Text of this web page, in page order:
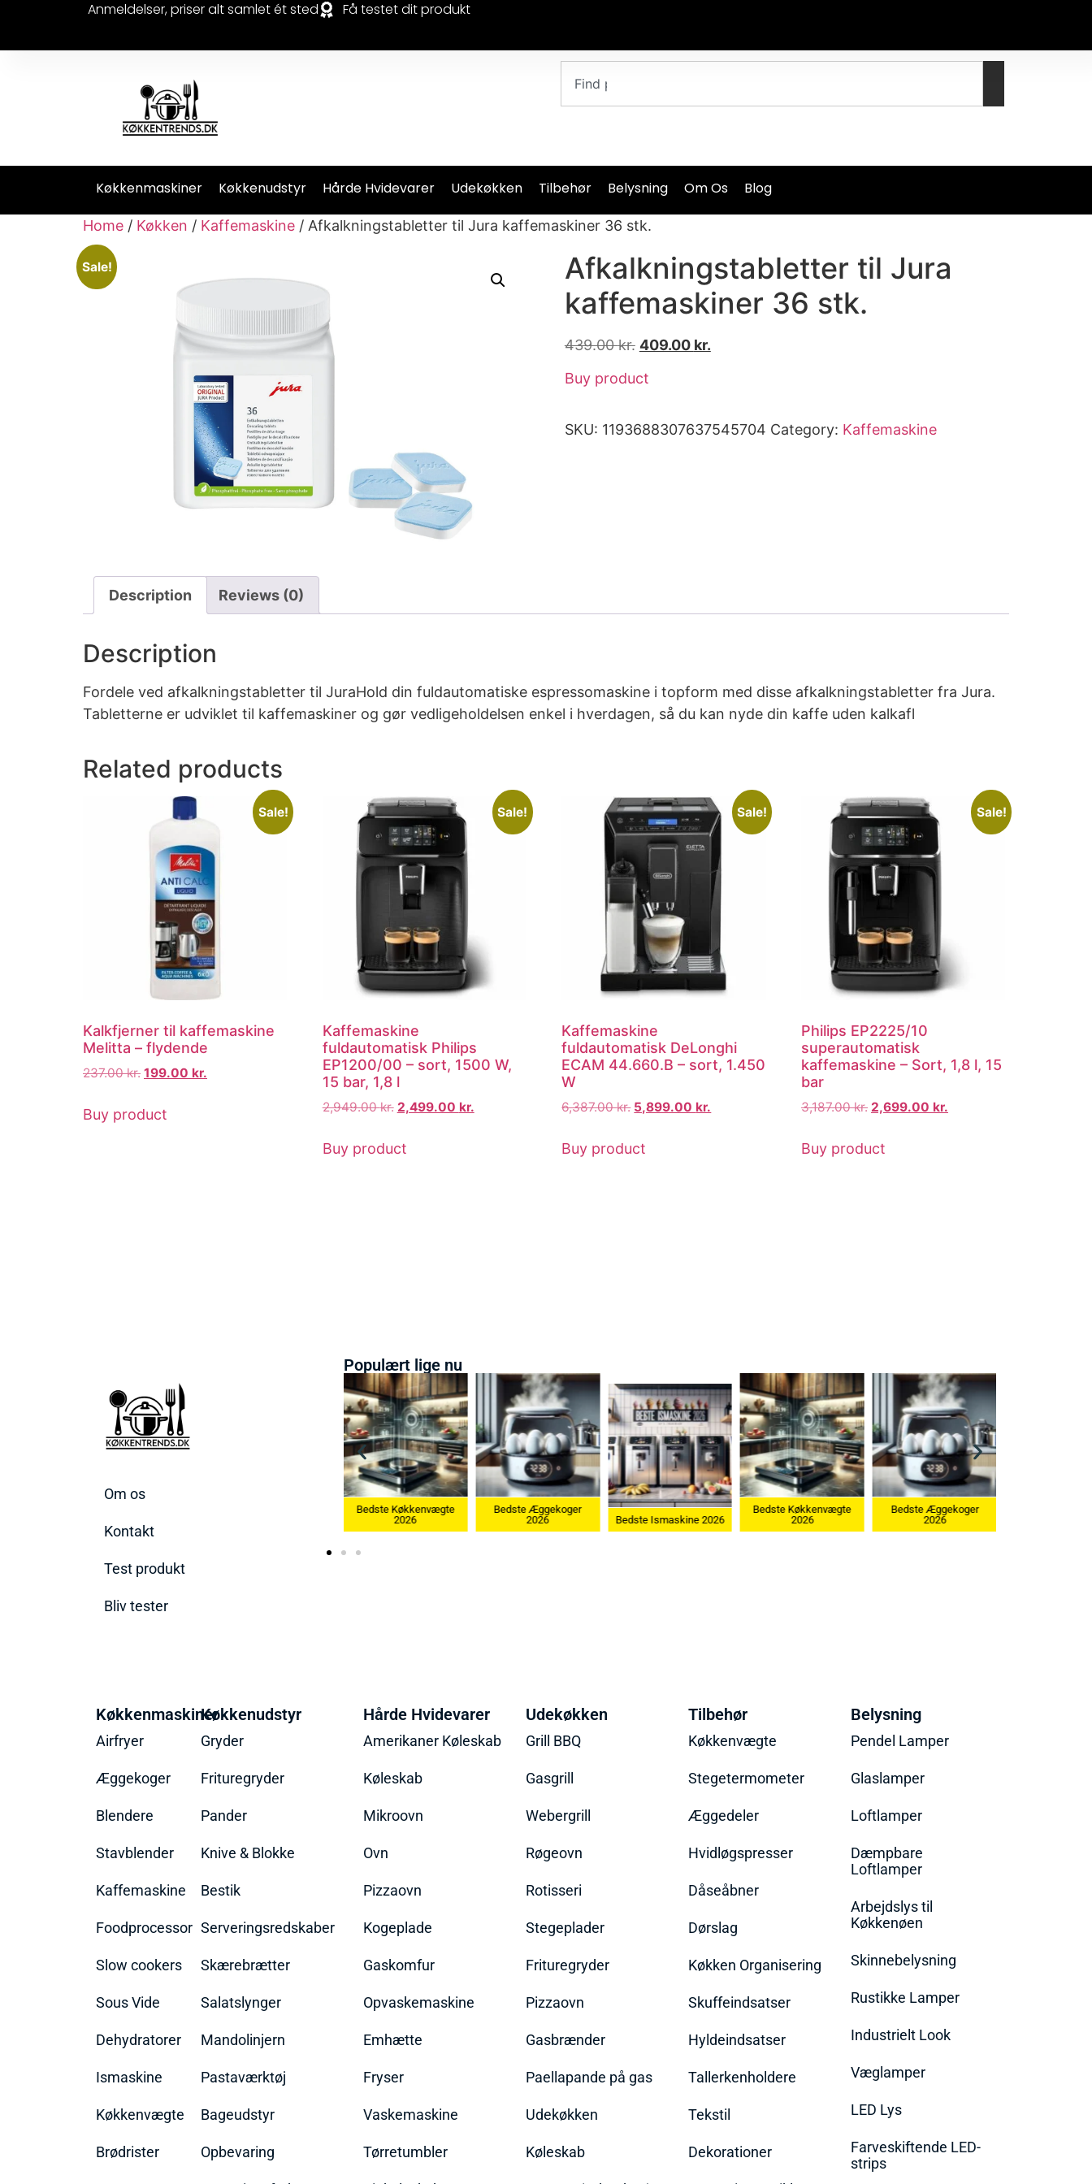
Anmeldelser, priser alt samlet ét sted Få testet dit produkt
Køkkenmaskiner Køkkenudstyr Hårde Hvidevarer Udekøkken Tilbehør Belysning Om Os Blog
Home / Køkken / Kaffemaskine / Afkalkningstabletter til Jura kaffemaskiner 36 stk.
Sale!
Afkalkningstabletter til Jura
kaffemaskiner 36 stk.
439.00kr. 409.00 kr.
Buy product
SKU: 1193688307637545704 Category: Kaffemaskine
Description Reviews (0)
Description
Fordele ved afkalkningstabletter til JuraHold din fuldautomatiske espressomaskine i topform med disse afkalkningstabletter fra Jura.
Tabletterne er udviklet til kaffemaskiner og gør vedligeholdelsen enkel i hverdagen, så du kan nyde din kaffe uden kalkafl
Related products
Sale!
Kalkfjerner til kaffemaskine
Melitta – flydende
237.00kr. 199.00 kr.
Buy product
Sale!
Kaffemaskine
fuldautomatisk Philips
EP1200/00 – sort, 1500 W,
15 bar, 1,8 l
2,949.00kr. 2,499.00 kr.
Buy product
Sale!
Kaffemaskine
fuldautomatisk DeLonghi
ECAM 44.660.B – sort, 1.450
W
6,387.00kr. 5,899.00 kr.
Buy product
Sale!
Philips EP2225/10
superautomatisk
kaffemaskine – Sort, 1,8 l, 15
bar
3,187.00kr. 2,699.00 kr.
Buy product
Om os
Kontakt
Test produkt
Bliv tester
Populært lige nu
Bedste Køkkenvægte
Bedste Æggekoger
2026
Bedste Ismaskine 2026
Bedste Køkkenvægte
2026
Bedste Æggekoger
2026
Bedste Ismaskine 2026
Køkkenmaskiner
Airfryer
Æggekoger
Blendere
Stavblender
Kaffemaskine
Foodprocessor
Slow cookers
Sous Vide
Dehydratorer
Ismaskine
Køkkenvægte
Brødrister
Køkkenudstyr
Gryder
Frituregryder
Pander
Knive & Blokke
Bestik
Serveringsredskaber
Skærebrætter
Salatslynger
Mandolinjern
Pastaværktøj
Bageudstyr
Opbevaring
Hårde Hvidevarer
Amerikaner Køleskab
Køleskab
Mikroovn
Ovn
Pizzaovn
Kogeplade
Gaskomfur
Opvaskemaskine
Emhætte
Fryser
Vaskemaskine
Tørretumbler
Udekøkken
Grill BBQ
Gasgrill
Webergrill
Røgeovn
Rotisseri
Stegeplader
Frituregryder
Pizzaovn
Gasbrænder
Paellapande på gas
Udekøkken
Køleskab
Tilbehør
Køkkenvægte
Stegetermometer
Æggedeler
Hvidløgspresser
Dåseåbner
Dørslag
Køkken Organisering
Skuffeindsatser
Hyldeindsatser
Tallerkenholdere
Tekstil
Dekorationer
Belysning
Pendel Lamper
Glaslamper
Loftlamper
Dæmpbare
Loftlamper
Arbejdslys til
Køkkenøen
Skinnebelysning
Rustikke Lamper
Industrielt Look
Væglamper
LED Lys
Farveskiftende LED-
strips